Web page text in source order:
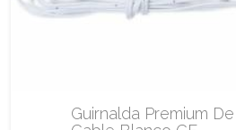
Guirnalda Premium